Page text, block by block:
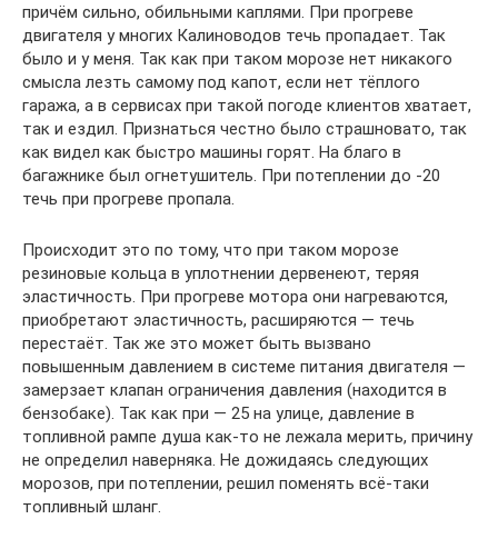
причём сильно, обильными каплями. При прогреве
двигателя у многих Калиноводов течь пропадает. Так
было и у меня. Так как при таком морозе нет никакого
смысла лезть самому под капот, если нет тёплого
гаража, а в сервисах при такой погоде клиентов хватает,
так и ездил. Признаться честно было страшновато, так
как видел как быстро машины горят. На благо в
багажнике был огнетушитель. При потеплении до -20
течь при прогреве пропала.
Происходит это по тому, что при таком морозе
резиновые кольца в уплотнении дервенеют, теряя
эластичность. При прогреве мотора они нагреваются,
приобретают эластичность, расширяются — течь
перестаёт. Так же это может быть вызвано
повышенным давлением в системе питания двигателя —
замерзает клапан ограничения давления (находится в
бензобаке). Так как при — 25 на улице, давление в
топливной рампе душа как-то не лежала мерить, причину
не определил наверняка. Не дожидаясь следующих
морозов, при потеплении, решил поменять всё-таки
топливный шланг.